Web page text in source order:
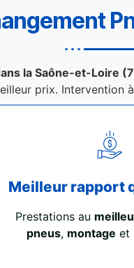
la Saône-et-Loire
prix. Intervention
Meilleur rapport
Prestations au
pneus, montage et